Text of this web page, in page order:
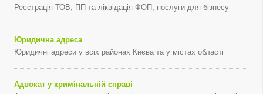
Реєстрація ТОВ, ПП та ліквідація ФОП, послуги для бізнесу
Юридична адреса
Юридичні адреси у всіх районах Києва та у містах області
Адвокат у кримінальній справі